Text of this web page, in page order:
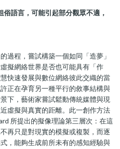
語言，可能引起部分觀眾不適，
過程，嘗試構築一個如同「造夢」
擬網絡世界是否也可能具有「作
快速發展與數位網絡彼此交織的當
正在孕育另一種平行的敘事結構與
下，藝術家嘗試鬆動傳統媒體與現
虛擬與真實的距離。此一創作方法
所提出的擬像理論第三層次：在這
再只是對現實的模擬或複製，而逐
，能夠生成前所未有的感知經驗與